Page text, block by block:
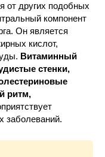
от других подобных
компонент
Он является
кислот,
Витаминный
стенки,
ритм,
заболеваний.